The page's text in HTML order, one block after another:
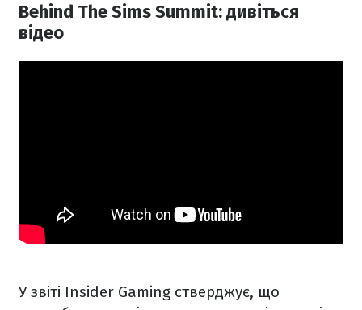
Behind The Sims Summit: дивіться
відео
У звіті Insider Gaming стверджує, що